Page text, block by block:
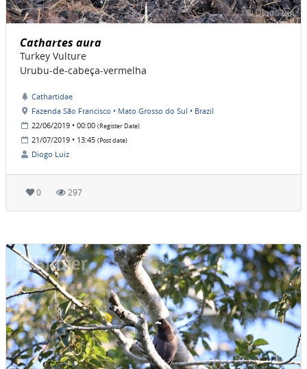
Cathartes aura
Turkey Vulture
Urubu-de-cabeça-vermelha
Cathartidae
Fazenda São Francisco • Mato Grosso do Sul • Brazil
22/06/2019 • 00:00 (Register Date)
21/07/2019 • 13:45 (Post date)
Diogo Luiz
0 297